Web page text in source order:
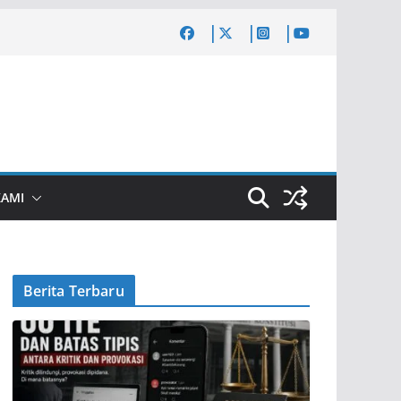
Berita Terbaru